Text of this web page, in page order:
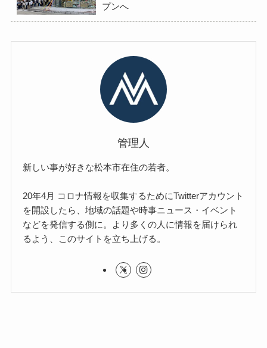
プンへ
管理人
新しい事が好きな松本市在住の若者。
20年4月 コロナ情報を収集するためにTwitterアカウント
を開設したら、地域の話題や時事ニュース・イベント
などを発信する側に。より多くの人に情報を届けられ
るよう、このサイトを立ち上げる。